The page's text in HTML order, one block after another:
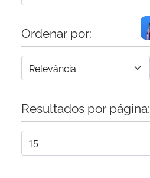
Banco Central do Brasil
Ordenar por:
Resultados por página: